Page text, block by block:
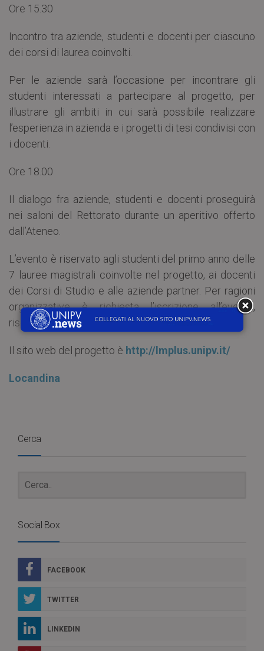
Ore 15.30
Incontro tra aziende, studenti e docenti per ciascuno
dei corsi di laurea coinvolti.
Per le aziende sarà l’occasione per incontrare gli
studenti interessati a partecipare al progetto, per
illustrare gli ambiti in cui sarà possibile realizzare
l’esperienza in azienda e i progetti di tesi condivisi con
i docenti.
Ore 18.00
Il dialogo fra aziende, studenti e docenti proseguirà
nei saloni del Rettorato durante un aperitivo offerto
dall’Ateneo.
L’evento è riservato agli studenti del primo anno delle
7 lauree magistrali coinvolte nel progetto, ai docenti
dei Corsi di Studio e alle aziende partner. Per ragioni
organizzative è richiesta l’iscrizione all’evento,
riservata solo ai target coinvolti.
Il sito web del progetto è http://lmplus.unipv.it/
Locandina
Cerca
Social Box
FACEBOOK
TWITTER
LINKEDIN